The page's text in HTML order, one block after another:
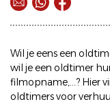
Wil je eens een
wil je een oldtimer
filmopname,...? Hier
oldtimers voor